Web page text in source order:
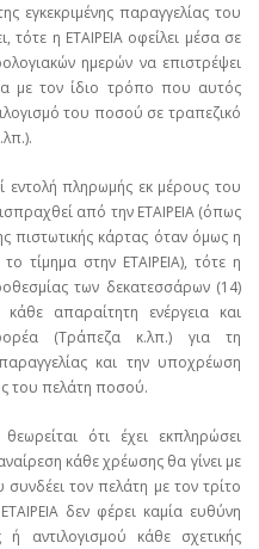
εγκεκριμένης παραγγελίας του
τότε η ΕΤΑΙΡΕΙΑ οφείλει μέσα σε
ημερών να επιστρέψει
με τον ίδιο τρόπο που αυτός
του ποσού σε τραπεζικό
πληρωμής εκ μέρους του
από την ΕΤΑΙΡΕΙΑ (όπως
πιστωτικής κάρτας όταν όμως η
τίμημα στην ΕΤΑΙΡΕΙΑ), τότε η
των δεκατεσσάρων (14)
απαραίτητη ενέργεια και
(Τράπεζα κ.λπ.) για τη
και την υποχρέωση
του πελάτη ποσού.
ότι έχει εκπληρώσει
κάθε χρέωσης θα γίνει με
τον πελάτη με τον τρίτο
δεν φέρει καμία ευθύνη
αντιλογισμού κάθε σχετικής